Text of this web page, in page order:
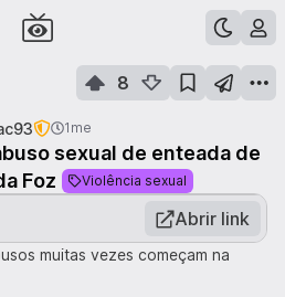
8
1me
sexual de enteada de
Foz
Violência sexual
Abrir link
muitas vezes começam na